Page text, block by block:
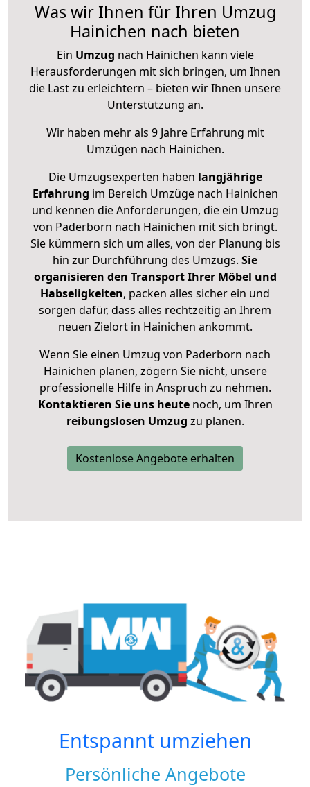
Was wir Ihnen für Ihren Umzug
Hainichen nach bieten
Ein Umzug nach Hainichen kann viele
Herausforderungen mit sich bringen, um Ihnen
die Last zu erleichtern – bieten wir Ihnen unsere
Unterstützung an.
Wir haben mehr als 9 Jahre Erfahrung mit
Umzügen nach Hainichen.
Die Umzugsexperten haben langjährige
Erfahrung im Bereich Umzüge nach Hainichen
und kennen die Anforderungen, die ein Umzug
von Paderborn nach Hainichen mit sich bringt.
Sie kümmern sich um alles, von der Planung bis
hin zur Durchführung des Umzugs. Sie
organisieren den Transport Ihrer Möbel und
Habseligkeiten, packen alles sicher ein und
sorgen dafür, dass alles rechtzeitig an Ihrem
neuen Zielort in Hainichen ankommt.
Wenn Sie einen Umzug von Paderborn nach
Hainichen planen, zögern Sie nicht, unsere
professionelle Hilfe in Anspruch zu nehmen.
Kontaktieren Sie uns heutenoch, um Ihren
reibungslosen Umzug zu planen.
Kostenlose Angebote erhalten
Entspannt umziehen
Persönliche Angebote